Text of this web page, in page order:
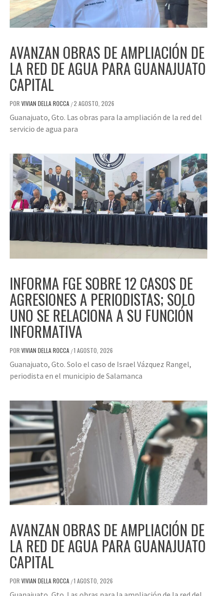
AVANZAN OBRAS DE AMPLIACIÓN DE
LA RED DE AGUA PARA GUANAJUATO
CAPITAL
POR VIVIAN DELLA ROCCA /2 AGOSTO, 2026
Guanajuato, Gto. Las obras para la ampliación de la red del
servicio de agua para
INFORMA FGE SOBRE 12 CASOS DE
AGRESIONES A PERIODISTAS; SOLO
UNO SE RELACIONA A SU FUNCIÓN
INFORMATIVA
POR VIVIAN DELLA ROCCA /1 AGOSTO, 2026
Guanajuato, Gto. Solo el caso de Israel Vázquez Rangel,
periodista en el municipio de Salamanca
AVANZAN OBRAS DE AMPLIACIÓN DE
LA RED DE AGUA PARA GUANAJUATO
CAPITAL
POR VIVIAN DELLA ROCCA /1 AGOSTO, 2026